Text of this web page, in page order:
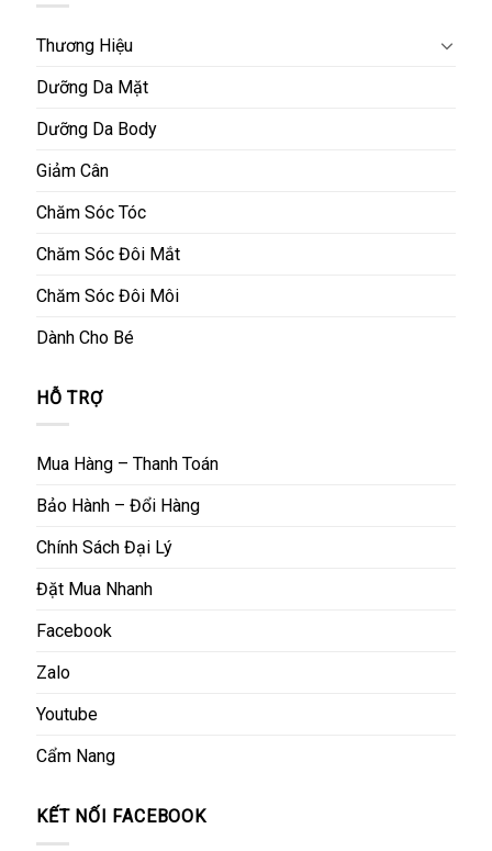
Thương Hiệu
Dưỡng Da Mặt
Dưỡng Da Body
Giảm Cân
Chăm Sóc Tóc
Chăm Sóc Đôi Mắt
Chăm Sóc Đôi Môi
Dành Cho Bé
HỖ TRỢ
Mua Hàng – Thanh Toán
Bảo Hành – Đổi Hàng
Chính Sách Đại Lý
Đặt Mua Nhanh
Facebook
Zalo
Youtube
Cẩm Nang
KẾT NỐI FACEBOOK